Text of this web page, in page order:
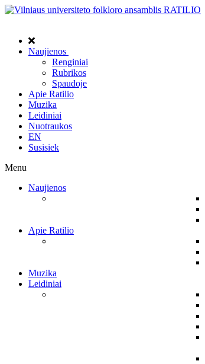
Naujienos
Renginiai
Rubrikos
Spaudoje
Apie Ratilio
Muzika
Leidiniai
Nuotraukos
EN
Susisiek
Menu
Naujienos
Apie Ratilio
Muzika
Leidiniai